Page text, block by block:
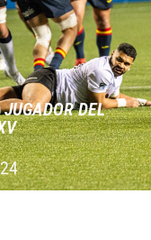
DEL